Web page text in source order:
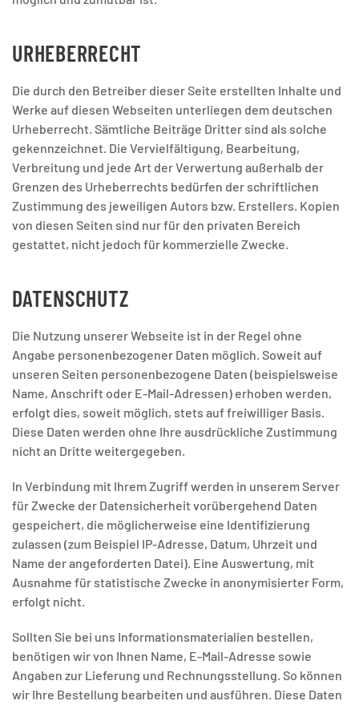
URHEBERRECHT
Die durch den Betreiber dieser Seite erstellten Inhalte und
Werke auf diesen Webseiten unterliegen dem deutschen
Urheberrecht. Sämtliche Beiträge Dritter sind als solche
gekennzeichnet. Die Vervielfältigung, Bearbeitung,
Verbreitung und jede Art der Verwertung außerhalb der
Grenzen des Urheberrechts bedürfen der schriftlichen
Zustimmung des jeweiligen Autors bzw. Erstellers. Kopien
von diesen Seiten sind nur für den privaten Bereich
gestattet, nicht jedoch für kommerzielle Zwecke.
DATENSCHUTZ
Die Nutzung unserer Webseite ist in der Regel ohne
Angabe personenbezogener Daten möglich. Soweit auf
unseren Seiten personenbezogene Daten (beispielsweise
Name, Anschrift oder E-Mail-Adressen) erhoben werden,
erfolgt dies, soweit möglich, stets auf freiwilliger Basis.
Diese Daten werden ohne Ihre ausdrückliche Zustimmung
nicht an Dritte weitergegeben.
In Verbindung mit Ihrem Zugriff werden in unserem Server
für Zwecke der Datensicherheit vorübergehend Daten
gespeichert, die möglicherweise eine Identifizierung
zulassen (zum Beispiel IP-Adresse, Datum, Uhrzeit und
Name der angeforderten Datei). Eine Auswertung, mit
Ausnahme für statistische Zwecke in anonymisierter Form,
erfolgt nicht.
Sollten Sie bei uns Informationsmaterialien bestellen,
benötigen wir von Ihnen Name, E-Mail-Adresse sowie
Angaben zur Lieferung und Rechnungsstellung. So können
wir Ihre Bestellung bearbeiten und ausführen. Diese Daten